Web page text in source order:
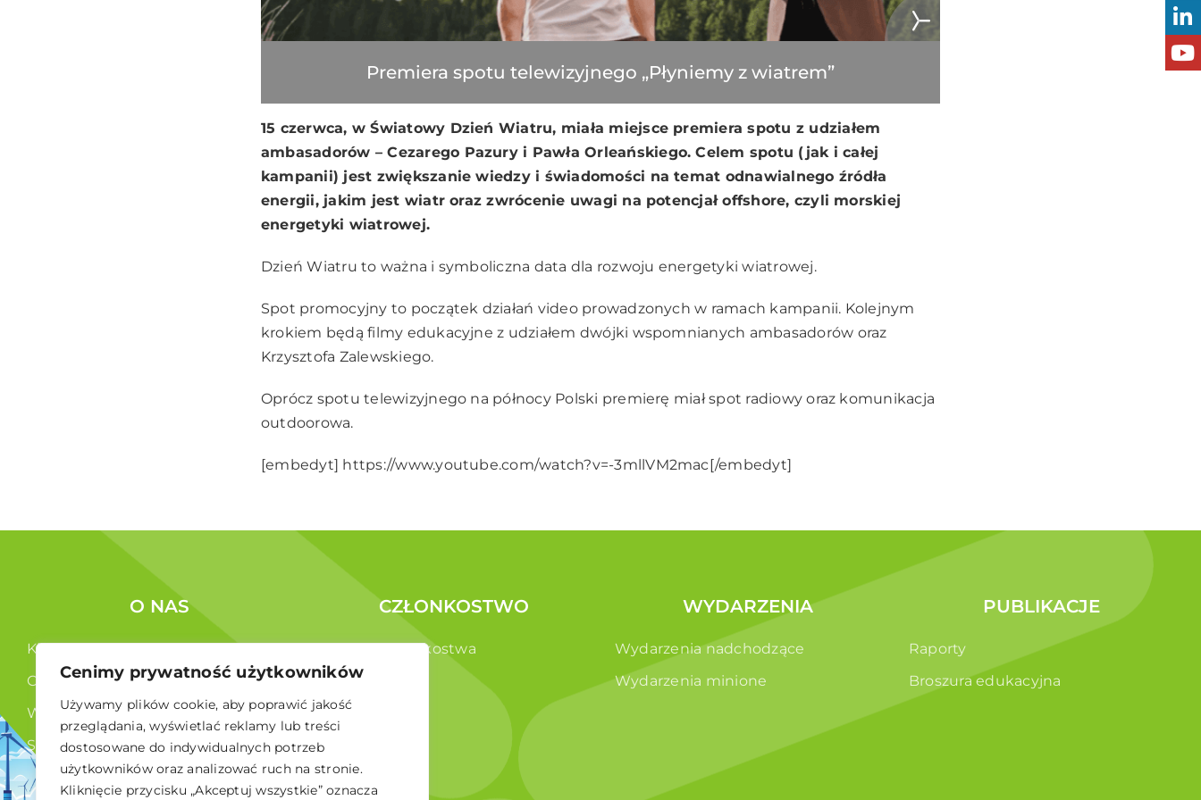
Cenimy prywatność użytkowników
Używamy plików cookie, aby poprawić jakość
przeglądania, wyświetlać reklamy lub treści
dostosowane do indywidualnych potrzeb
użytkowników oraz analizować ruch na stronie.
Kliknięcie przycisku „Akceptuj wszystkie” oznacza
Premiera spotu telewizyjnego „Płyniemy z wiatrem”
15 czerwca, w Światowy Dzień Wiatru, miała miejsce premiera spotu z udziałem
ambasadorów – Cezarego Pazury i Pawła Orleańskiego. Celem spotu (jak i całej
kampanii) jest zwiększanie wiedzy i świadomości na temat odnawialnego źródła
energii, jakim jest wiatr oraz zwrócenie uwagi na potencjał offshore, czyli morskiej
energetyki wiatrowej.
Dzień Wiatru to ważna i symboliczna data dla rozwoju energetyki wiatrowej.
Spot promocyjny to początek działań video prowadzonych w ramach kampanii. Kolejnym
krokiem będą filmy edukacyjne z udziałem dwójki wspomnianych ambasadorów oraz
Krzysztofa Zalewskiego.
Oprócz spotu telewizyjnego na północy Polski premierę miał spot radiowy oraz komunikacja
outdoorowa.
[embedyt] https://www.youtube.com/watch?v=-3mllVM2mac[/embedyt]
O NAS
Kim jesteśmy ?
Co robimy ?
Władze
Statut
RODO
CZŁONKOSTWO
Korzyści członkostwa
Członkowie
WYDARZENIA
Wydarzenia nadchodzące
Wydarzenia minione
PUBLIKACJE
Raporty
Broszura edukacyjna